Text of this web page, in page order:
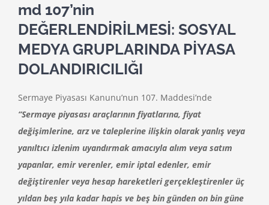
md 107’nin
DEĞERLENDİRİLMESİ: SOSYAL
MEDYA GRUPLARINDA PİYASA
DOLANDIRICILIĞI
Sermaye Piyasası Kanunu’nun 107. Maddesi’nde
“Sermaye piyasası araçlarının fiyatlarına, fiyat
değişimlerine, arz ve taleplerine ilişkin olarak yanlış veya
yanıltıcı izlenim uyandırmak amacıyla alım veya satım
yapanlar, emir verenler, emir iptal edenler, emir
değiştirenler veya hesap hareketleri gerçekleştirenler üç
yıldan beş yıla kadar hapis ve beş bin günden on bin güne